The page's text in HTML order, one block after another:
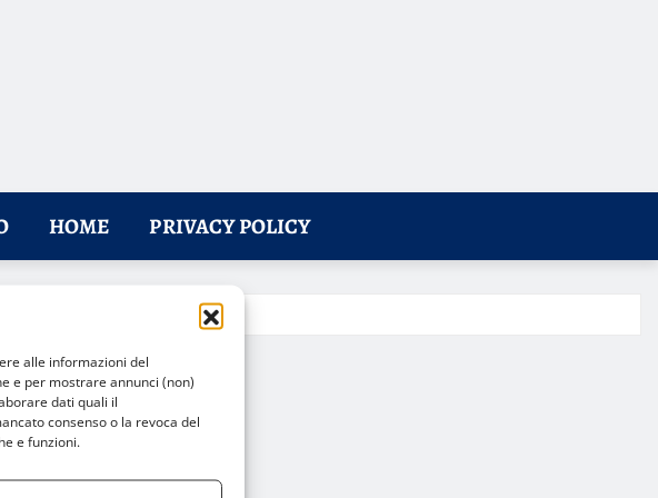
alle informazioni del
e per mostrare annunci (non)
dati quali il
consenso o la revoca del
e funzioni.
HOME PRIVACY POLICY